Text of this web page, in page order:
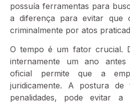
possuía ferramentas para
a diferença para evitar que
criminalmente por atos
O tempo é um fator crucial.
internamente um ano
oficial permite que a
juridicamente. A postura de
penalidades, pode evitar a